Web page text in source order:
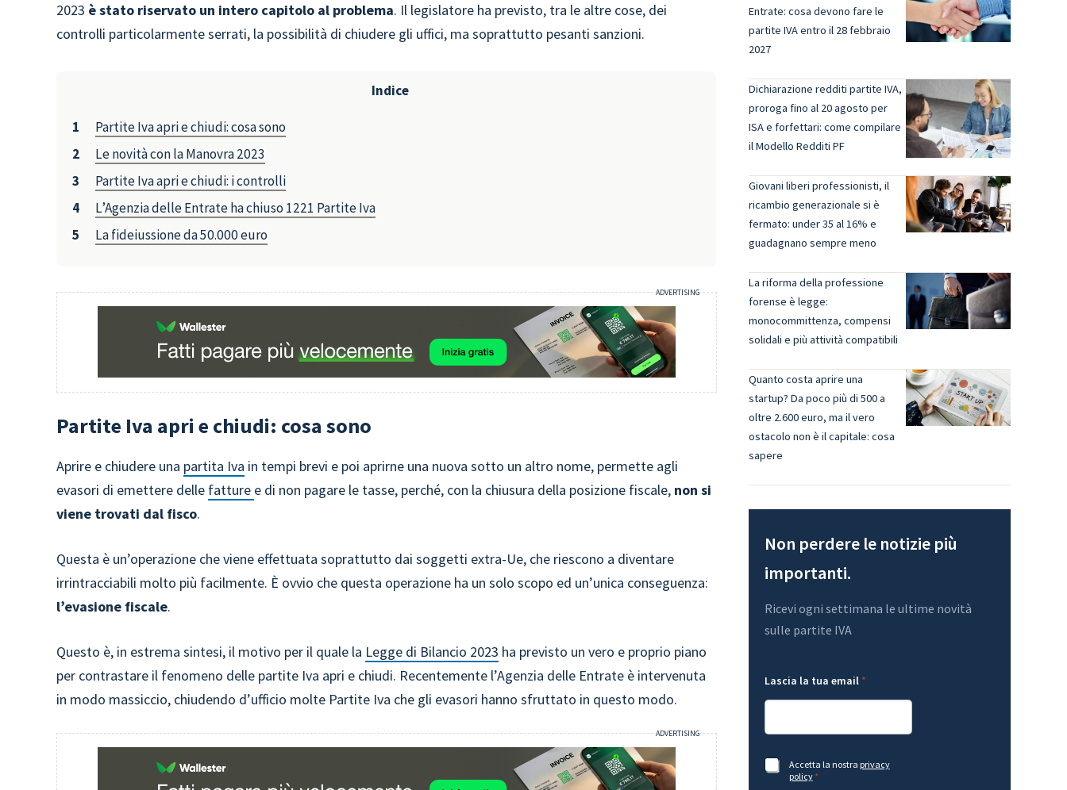
2023 è stato riservato un intero capitolo al problema. Il legislatore ha previsto, tra le altre cose, dei
controlli particolarmente serrati, la possibilità di chiudere gli uffici, ma soprattutto pesanti sanzioni.
Indice
Partite Iva apri e chiudi: cosa sono
Le novità con la Manovra 2023
Partite Iva apri e chiudi: i controlli
L’Agenzia delle Entrate ha chiuso 1221 Partite Iva
La fideiussione da 50.000 euro
Partite Iva apri e chiudi: cosa sono
Aprire e chiudere una partita Iva in tempi brevi e poi aprirne una nuova sotto un altro nome, permette agli
evasori di emettere delle fatture e di non pagare le tasse, perché, con la chiusura della posizione fiscale, non si
viene trovati dal fisco.
Questa è un’operazione che viene effettuata soprattutto dai soggetti extra-Ue, che riescono a diventare
irrintracciabili molto più facilmente. È ovvio che questa operazione ha un solo scopo ed un’unica conseguenza:
l’evasione fiscale.
Questo è, in estrema sintesi, il motivo per il quale la Legge di Bilancio 2023 ha previsto un vero e proprio piano
per contrastare il fenomeno delle partite Iva apri e chiudi. Recentemente l’Agenzia delle Entrate è intervenuta
in modo massiccio, chiudendo d’ufficio molte Partite Iva che gli evasori hanno sfruttato in questo modo.
Entrate: cosa devono fare le
partite IVA entro il 28 febbraio
2027
Dichiarazione redditi partite IVA,
proroga fino al 20 agosto per
ISA e forfettari: come compilare
il Modello Redditi PF
Giovani liberi professionisti, il
ricambio generazionale si è
fermato: under 35 al 16% e
guadagnano sempre meno
La riforma della professione
forense è legge:
monocommittenza, compensi
solidali e più attività compatibili
Quanto costa aprire una
startup? Da poco più di 500 a
oltre 2.600 euro, ma il vero
ostacolo non è il capitale: cosa
sapere
Non perdere le notizie più
importanti.
Ricevi ogni settimana le ultime novità
sulle partite IVA
a
a
a
*
u
s
i
a
Lascia la tua email *
A
c
Accetta la nostra privacy
policy*